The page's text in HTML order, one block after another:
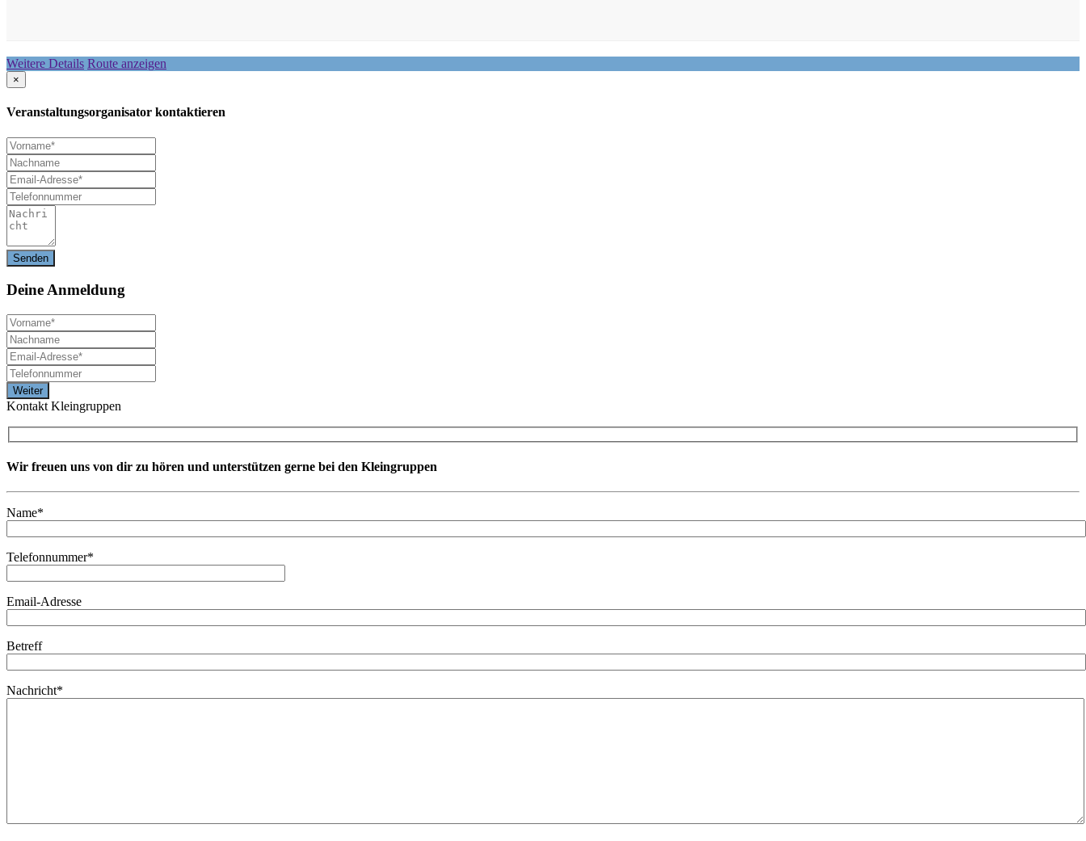
Weitere Details Route anzeigen
×
Veranstaltungsorganisator kontaktieren
DeineAnmeldung
Kontakt Kleingruppen
Wir freuen uns von dir zu hören und unterstützen gerne bei den Kleingruppen
Name*
Telefonnummer*
Email-Adresse
Betreff
Nachricht*